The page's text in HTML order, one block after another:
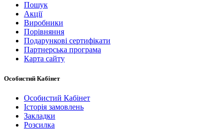
Пошук
Акції
Виробники
Порівняння
Подарункові сертифікати
Партнерська програма
Карта сайту
Особистий Кабінет
Особистий Кабінет
Історія замовлень
Закладки
Розсилка